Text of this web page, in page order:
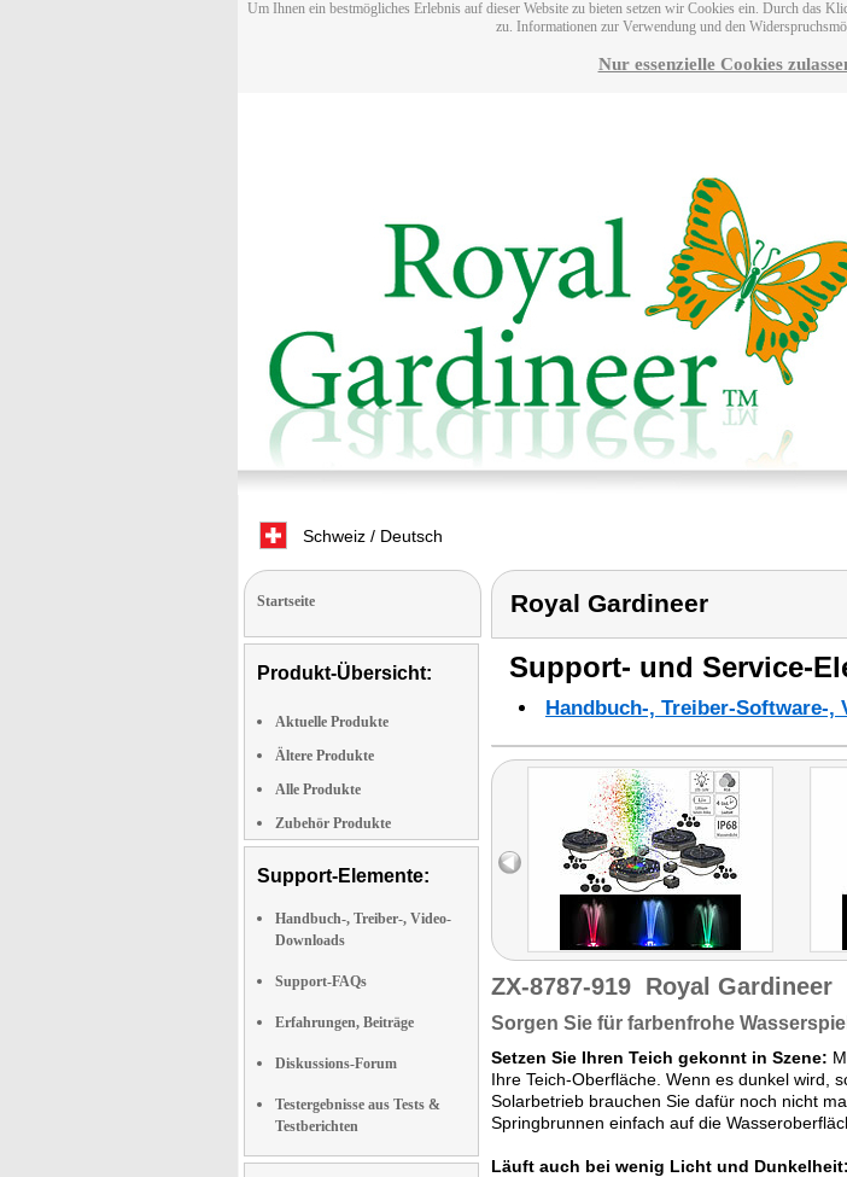
Um Ihnen ein bestmögliches Erlebnis auf dieser Website zu bieten setzen wir Cookies ein. Durch das
zu. Informationen zur Verwendung und den
Nur essenzielle Cookies
Schweiz / Deutsch
Startseite
Produkt-Übersicht:
Aktuelle Produkte
Ältere Produkte
Alle Produkte
Zubehör Produkte
Support-Elemente:
Handbuch-, Treiber-, Video-
Downloads
Support-FAQs
Erfahrungen, Beiträge
Diskussions-Forum
Testergebnisse aus Tests &
Testberichten
Royal Gardineer
Support- und Service-
Handbuch-, Treiber-Software-
ZX-8787-919 Royal Gardineer
Sorgen Sie für farbenfrohe
Setzen Sie Ihren Teich gekonnt in Szene:
Ihre Teich-Oberfläche. Wenn es dunkel wird,
Solarbetrieb brauchen Sie dafür noch nicht
Springbrunnen einfach auf die
Läuft auch bei wenig Licht und Dunkelheit: